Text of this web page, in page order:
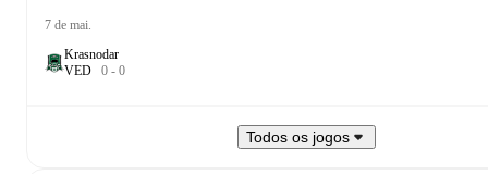
7 de mai.
Krasnodar
VED 0 - 0
Todos os jogos